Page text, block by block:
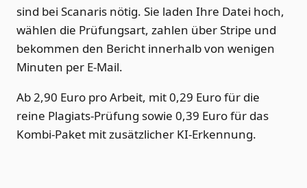
sind bei Scanaris nötig. Sie laden Ihre Datei hoch,
wählen die Prüfungsart, zahlen über Stripe und
bekommen den Bericht innerhalb von wenigen
Minuten per E-Mail.
Ab 2,90 Euro pro Arbeit, mit 0,29 Euro für die
reine Plagiats-Prüfung sowie 0,39 Euro für das
Kombi-Paket mit zusätzlicher KI-Erkennung.